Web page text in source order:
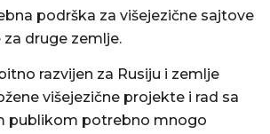
podrška za višejezične sajtove
druge zemlje.
razvijen za Rusiju i zemlje
višejezične projekte i rad sa
publikom potrebno mnogo